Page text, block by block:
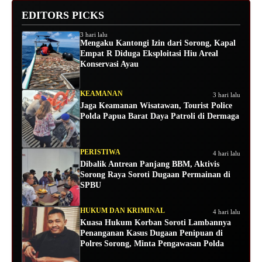
EDITORS PICKS
3 hari lalu
Mengaku Kantongi Izin dari Sorong, Kapal
Empat R Diduga Eksploitasi Hiu Areal
Konservasi Ayau
KEAMANAN 3 hari lalu
Jaga Keamanan Wisatawan, Tourist Police
Polda Papua Barat Daya Patroli di Dermaga
PERISTIWA 4 hari lalu
Dibalik Antrean Panjang BBM, Aktivis
Sorong Raya Soroti Dugaan Permainan di
SPBU
HUKUM DAN KRIMINAL 4 hari lalu
Kuasa Hukum Korban Soroti Lambannya
Penanganan Kasus Dugaan Penipuan di
Polres Sorong, Minta Pengawasan Polda